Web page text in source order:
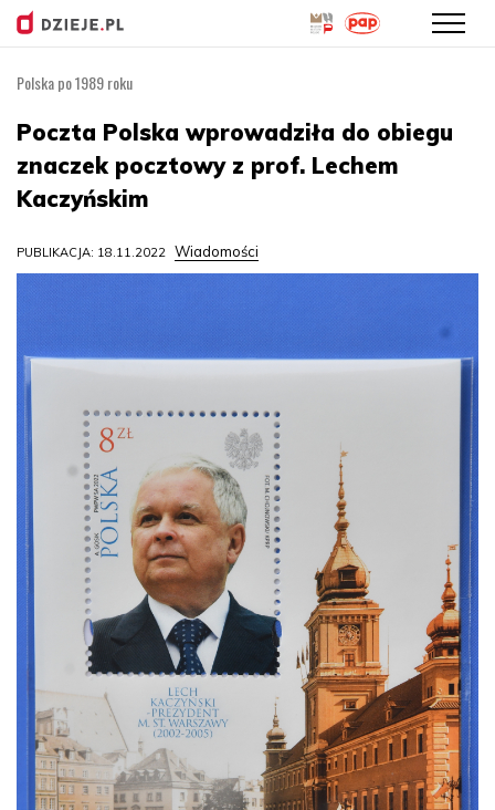
treści
Polska po 1989 roku
Poczta Polska wprowadziła do obiegu
znaczek pocztowy z prof. Lechem
Kaczyńskim
PUBLIKACJA: 18.11.2022 Wiadomości